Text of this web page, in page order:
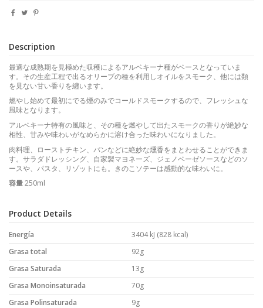
Description
最適な成熟期を見極めた収穫によるアルベキーナ種がベースとなっていま
す。その生産工程で出るオリーブの種を利用しオイルをスモーク、他には類
を見ない甘い香りを纏います。
燃やし始めて最初にでる煙のみでコールドスモークするので、フレッシュな
風味となります。
アルベキーナ特有の風味と、その種を燃やして出たスモークの香りが絶妙な
相性、甘みや味わいがなめらかに溶け合った味わいになりました。
肉料理、ローストチキン、パンなどに絶妙な燻香をまとわせることができま
す。サラダドレッシング、自家製マヨネーズ、ジェノベーゼソースなどのソ
ースや、パスタ、リゾットにも。きのこソテーは感動的な味わいに。
容量250ml
Product Details
Energía
3404 kJ (828 kcal)
Grasa total
92g
Grasa Saturada
13g
Grasa Monoinsaturada
70g
Grasa Polinsaturada
9g